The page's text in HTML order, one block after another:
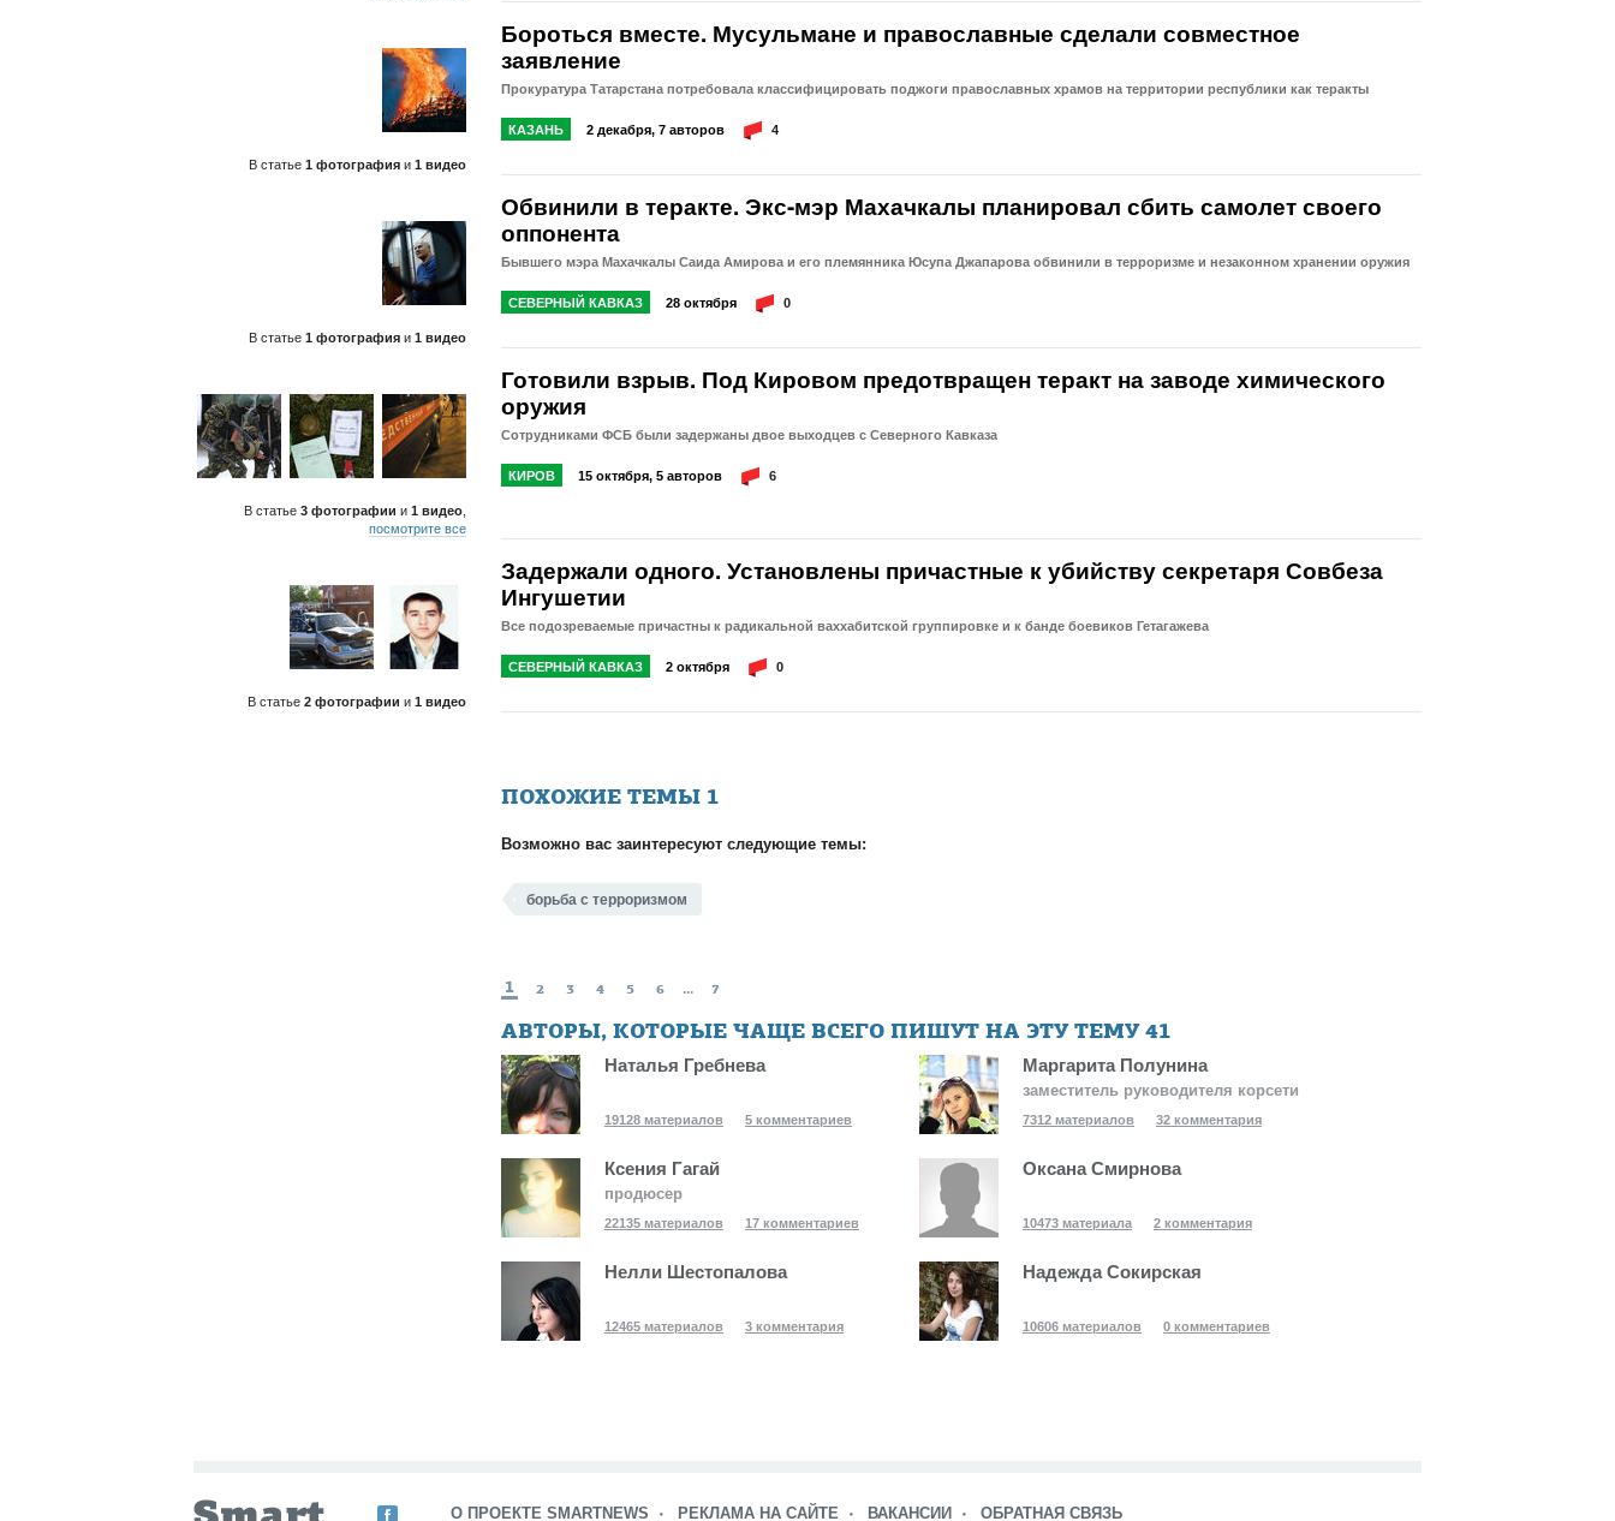
В статье 1 фотография и 1 видео
Бороться вместе. Мусульмане и православные сделали совместное
заявление
Прокуратура Татарстана потребовала классифицировать поджоги православных храмов на территории республики как теракты
КАЗАНЬ 2 декабря, 7 авторов 4
В статье 1 фотография и 1 видео
Обвинили в теракте. Экс-мэр Махачкалы планировал сбить самолет своего
оппонента
Бывшего мэра Махачкалы Саида Амирова и его племянника Юсупа Джапарова обвинили в терроризме и незаконном хранении оружия
СЕВЕРНЫЙ КАВКАЗ 28 октября 0
В статье 3 фотографии и 1 видео
посмотрите все
Готовили взрыв. Под Кировом предотвращен теракт на заводе химического
оружия
Сотрудниками ФСБ были задержаны двое выходцев с Северного Кавказа
КИРОВ 15 октября, 5 авторов 6
В статье 2 фотографии и 1 видео
Задержали одного. Установлены причастные к убийству секретаря Совбеза
Ингушетии
Все подозреваемые причастны к радикальной ваххабитской группировке и к банде боевиков Гетагажева
СЕВЕРНЫЙ КАВКАЗ 2 октября 0
ПОХОЖИЕ ТЕМЫ 1
Возможно вас заинтересуют следующие темы:
борьба с терроризмом
1 2 3 4 5 6 ... 7
АВТОРЫ, КОТОРЫЕ ЧАЩЕ ВСЕГО ПИШУТ НА ЭТУ ТЕМУ41
Наталья Гребнева
19128 материалов 5 комментариев
Ксения Гагай
продюсер
22135 материалов 17 комментариев
Нелли Шестопалова
12465 материалов 3 комментария
Маргарита Полунина
заместитель руководителя корсети
7312 материалов 32 комментария
Оксана Смирнова
10473 материала 2 комментария
Надежда Сокирская
10606 материалов 0 комментариев
О ПРОЕКТЕ SMARTNEWS РЕКЛАМА НА САЙТЕ ВАКАНСИИ ОБРАТНАЯ СВЯЗЬ